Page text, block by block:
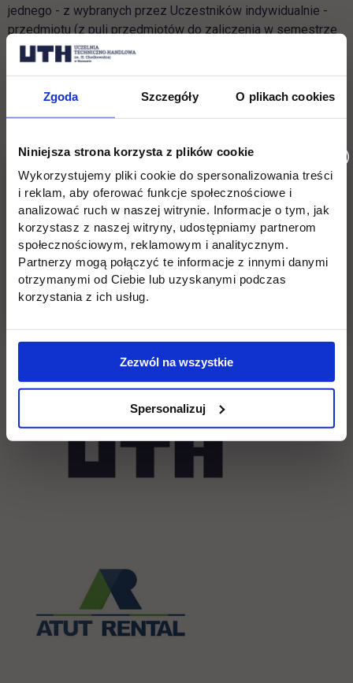
Zgoda Szczegóły O plikach cookies
Niniejsza strona korzysta z plików cookie
Wykorzystujemy pliki cookie do spersonalizowania treści
i reklam, aby oferować funkcje społecznościowe i
analizować ruch w naszej witrynie. Informacje o tym, jak
korzystasz z naszej witryny, udostępniamy partnerom
społecznościowym, reklamowym i analitycznym.
Partnerzy mogą połączyć te informacje z innymi danymi
otrzymanymi od Ciebie lub uzyskanymi podczas
korzystania z ich usług.
Zezwól na wszystkie
Spersonalizuj
jednego - z wybranych przez Uczestników indywidualnie -
przedmiotu (z puli przedmiotów do zaliczenia w semestrze
letnim w roku, w którym odbywa się Konkurs) z obszaru:
zarządzanie, finanse, rachunkowość lub marketing
Zgłoszenia udziałuprosimy dostarczać w dniach:8-28
lutego 2021 roku (z przedłużeniem do 4 marca
włącznie)
wyłącznie na e-mail: konkurs.przedsiebiorca@uth.edu.pl
Serdecznie zapraszamy!
Sponsorzy konkursu:
link